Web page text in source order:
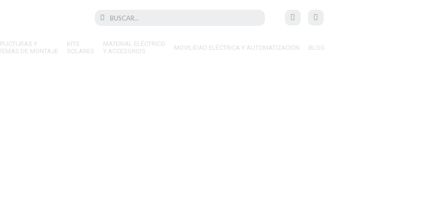
Search
Search
Y
DE MONTAJE
KITS
SOLARES
MATERIAL ELÉCTRICO
Y ACCESORIOS
MOVILIDAD ELÉCTRICA Y AUTOMATIZACIÓN BLOG